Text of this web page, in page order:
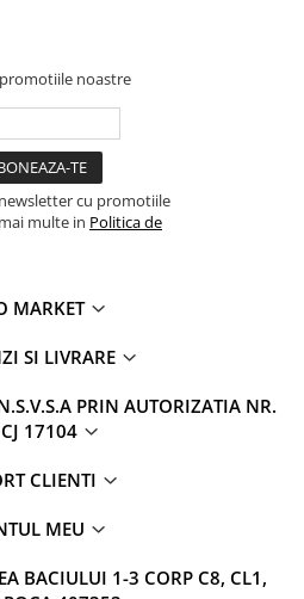
noastre
cu promotiile
multe in Politica de
MARKET
SI LIVRARE
PRIN AUTORIZATIA NR.
17104
CLIENTI
MEU
BACIULUI 1-3 CORP C8, CL1,